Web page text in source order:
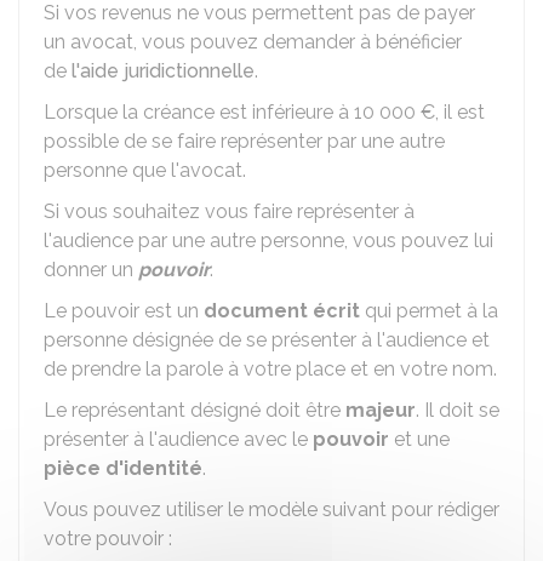
Si vos revenus ne vous permettent pas de payer
un avocat, vous pouvez demander à bénéficier
de l'aide juridictionnelle.
Lorsque la créance est inférieure à 10 000 €, il est
possible de se faire représenter par une autre
personne que l'avocat.
Si vous souhaitez vous faire représenter à
l'audience par une autre personne, vous pouvez lui
donner un pouvoir.
Le pouvoir est un document écrit qui permet à la
personne désignée de se présenter à l'audience et
de prendre la parole à votre place et en votre nom.
Le représentant désigné doit être majeur. Il doit se
présenter à l'audience avec le pouvoir et une
pièce d'identité.
Vous pouvez utiliser le modèle suivant pour rédiger
votre pouvoir :